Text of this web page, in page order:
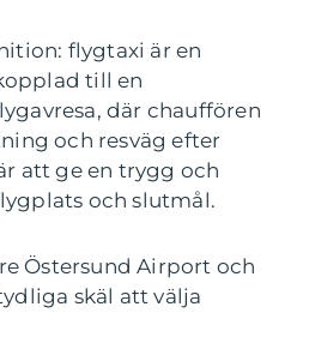
flygtaxi är en
till en
där chauffören
och resväg efter
att ge en trygg och
och slutmål.
Östersund Airport och
skäl att välja